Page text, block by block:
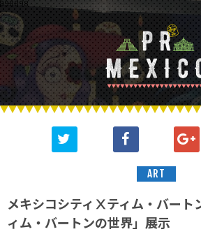
898898
ART
メキシコシティⅩティム・バート
ィム・バートンの世界」展示